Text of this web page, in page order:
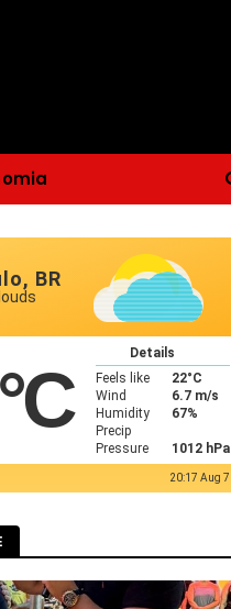
BR
Details
Feels like
22°C
Wind
6.7 m/s
Humidity
67%
Precip
Pressure
1012 hPa
20:17 Aug 7